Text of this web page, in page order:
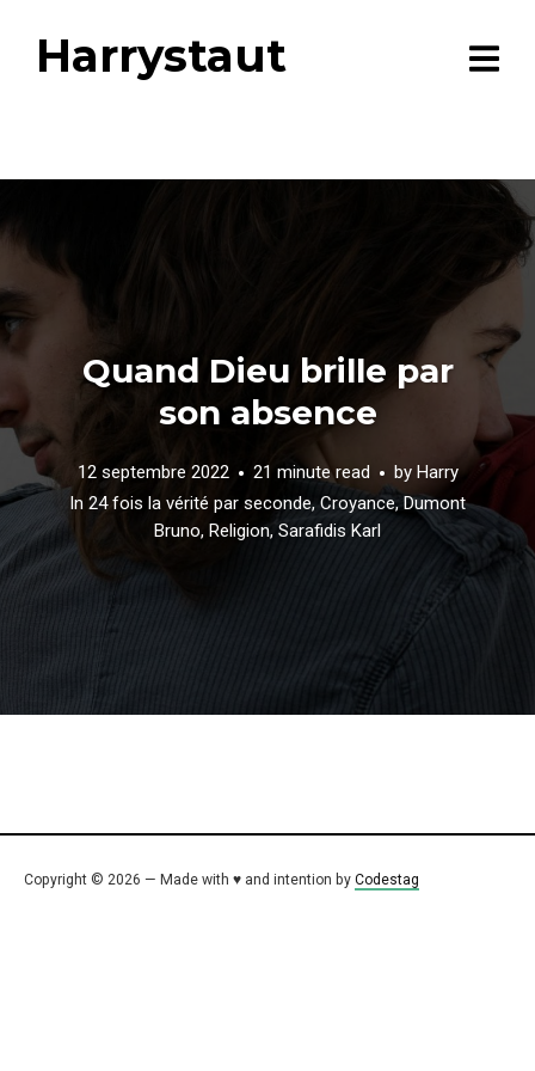
Harrystaut
Quand Dieu brille par
son absence
12 septembre 2022 21 minute read by Harry
In 24 fois la vérité par seconde,Croyance, Dumont
Bruno, Religion,Sarafidis Karl
Copyright © 2026 — Made with ♥ and intention by Codestag